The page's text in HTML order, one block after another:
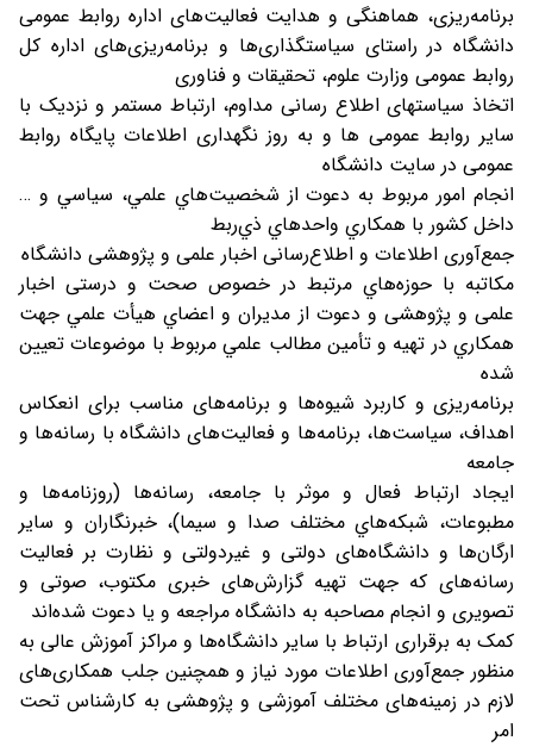
برنامه‌ریزی، هماهنگی و هدایت فعالیت‌های اداره روابط عمومی
دانشگاه در راستای سیاستگذاری‌ها و برنامه‌ریزی‌های اداره کل
روابط عمومی وزارت علوم، تحقیقات و فناوری
اتخاذ سیاست‏های اطلاع ‏رسانی مداوم، ارتباط مستمر و نزدیک با
سایر روابط عمومی‏ ها و به روز نگهداری اطلاعات پایگاه روابط
عمومی در سایت دانشگاه
انجام امور مربوط به دعوت از شخصيت‌هاي علمي، سياسي و …
داخل كشور با همكاري واحدهاي ذي‌ربط
جمع‌آوری اطلاعات و اطلاع‌رسانی اخبار علمی و پژوهشی دانشگاه
مكاتبه با حوزه‌هاي مرتبط در خصوص صحت و درستی اخبار
علمی و پژوهشی و دعوت از مدیران و اعضاي هيأت علمي جهت
همكاري در تهيه و تأمين مطالب علمي مربوط با موضوعات تعيين
شده
برنامه‌ریزی و کاربرد شیوه‌ها و برنامه‌های مناسب برای انعکاس
اهداف، سیاست‌ها، برنامه‌ها و فعالیت‌های دانشگاه با رسانه‌ها و
جامعه
ايجاد ارتباط فعال و موثر با جامعه، رسانه‌ها (روزنامه‌ها و
مطبوعات، شبكه‌هاي مختلف صدا و سيما)، خبرنگاران و سایر
ارگان‌ها و دانشگاه‌های دولتی و غیردولتی و نظارت بر فعالیت
رسانه‌های که جهت تهیه گزارش‌های خبری مکتوب، صوتی و
تصویری و انجام مصاحبه به دانشگاه مراجعه و یا دعوت شده‌اند
کمک به برقراری ارتباط با سایر دانشگاه‌ها و مراکز آموزش عالی به
منظور جمع‌آوری اطلاعات مورد نیاز و همچنین جلب همکاری‌های
لازم در زمینه‌های مختلف آموزشی و پژوهشی به کارشناس تحت
امر